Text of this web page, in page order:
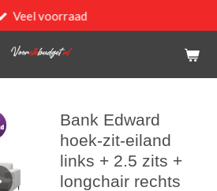
Veel voorraad
Bank Edward
hoek-zit-eiland
links + 2.5 zits +
longchair rechts